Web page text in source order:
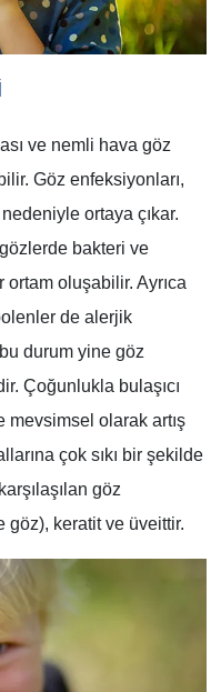
ve nemli hava göz
Göz enfeksiyonları,
ortaya çıkar.
bakteri ve
oluşabilir. Ayrıca
de alerjik
durum yine göz
Çoğunlukla bulaşıcı
olarak artış
çok sıkı bir şekilde
göz
göz), keratit ve üveittir.